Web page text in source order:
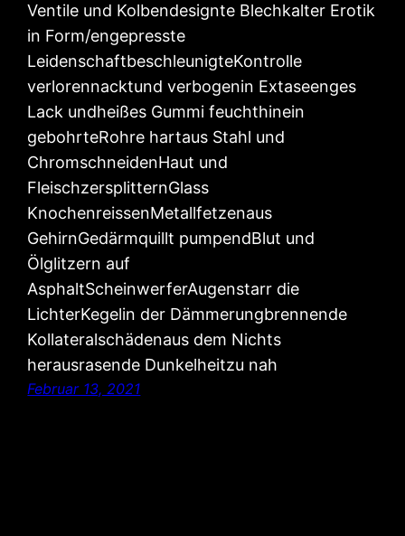
Ventile und Kolbendesignte Blechkalter Erotik
in Form/engepresste
LeidenschaftbeschleunigteKontrolle
verlorennacktund verbogenin Extaseenges
Lack undheißes Gummi feuchthinein
gebohrteRohre hartaus Stahl und
ChromschneidenHaut und
FleischzersplitternGlass
KnochenreissenMetallfetzenaus
GehirnGedärmquillt pumpendBlut und
Ölglitzern auf
AsphaltScheinwerferAugenstarr die
LichterKegelin der Dämmerungbrennende
Kollateralschädenaus dem Nichts
herausrasende Dunkelheitzu nah
Februar 13, 2021